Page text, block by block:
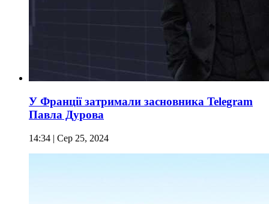
У Франції затримали засновника Telegram
Павла Дурова
14:34 | Сер 25, 2024